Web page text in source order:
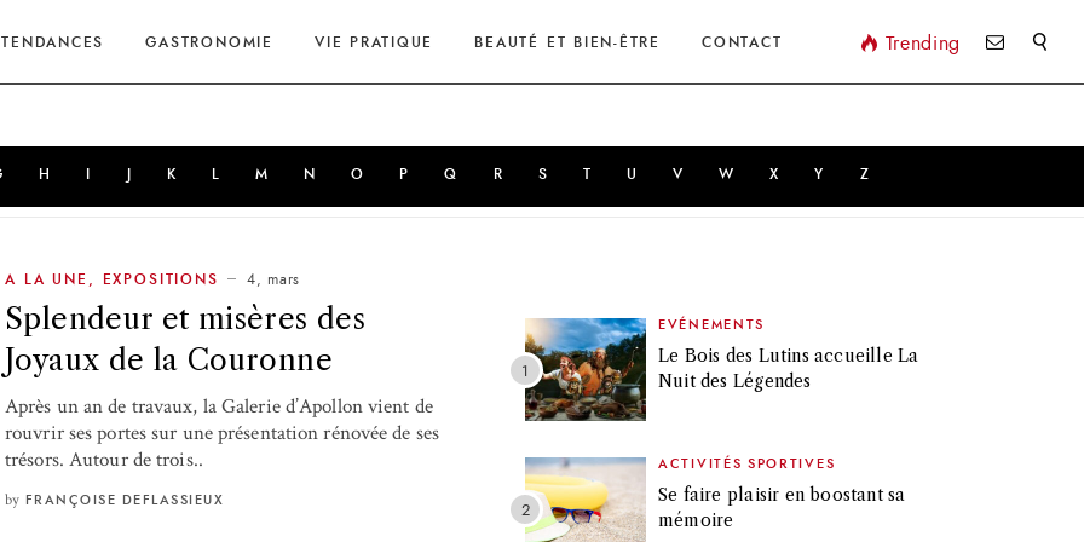
TENDANCES GASTRONOMIE VIE PRATIQUE BEAUTÉ ET BIEN-ÊTRE CONTACT Trending
H K M N O P Q R S T U V W X Y Z
A LA UNE EXPOSITIONS 4, mars
Splendeur et misères des
Joyaux de la Couronne
Après un an de travaux, la Galerie d’Apollon vient de
rouvrir ses portes sur une présentation rénovée de ses
trésors. Autour de trois..
by FRANÇOISE DEFLASSIEUX
EVÉNEMENTS
Le Bois des Lutins accueille La
Nuit des Légendes
ACTIVITÉS SPORTIVES
Se faire plaisir en boostant sa
mémoire